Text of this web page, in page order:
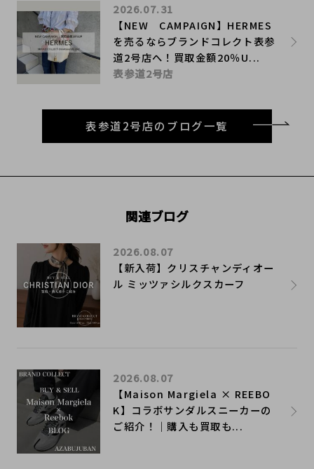
【NEW CAMPAIGN】HERMES
を売るならブランドコレクト表参
道2号店へ！買取金額20％U...
2026.07.31
表参道2号店
表参道2号店のブログ一覧
関連ブログ
【新入荷】クリスチャンディオー
ル ミッツァシルクスカーフ
2026.08.07
【Maison Margiela × REEBO
K】コラボサンダルスニーカーの
ご紹介！｜購入も買取も...
2026.08.07